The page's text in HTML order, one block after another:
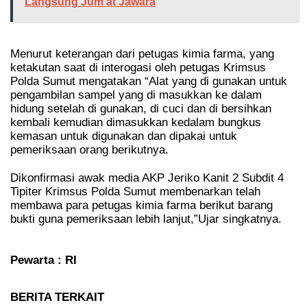
Menurut keterangan dari petugas kimia farma, yang
ketakutan saat di interogasi oleh petugas Krimsus
Polda Sumut mengatakan “Alat yang di gunakan untuk
pengambilan sampel yang di masukkan ke dalam
hidung setelah di gunakan, di cuci dan di bersihkan
kembali kemudian dimasukkan kedalam bungkus
kemasan untuk digunakan dan dipakai untuk
pemeriksaan orang berikutnya.
Dikonfirmasi awak media AKP Jeriko Kanit 2 Subdit 4
Tipiter Krimsus Polda Sumut membenarkan telah
membawa para petugas kimia farma berikut barang
bukti guna pemeriksaan lebih lanjut,”Ujar singkatnya.
Pewarta : RI
BERITA TERKAIT